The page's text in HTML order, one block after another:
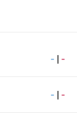
- | -
- | -